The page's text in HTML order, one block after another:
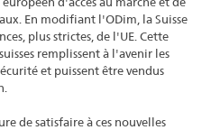
En modifiant l'ODim, la Suisse
plus strictes, de l'UE. Cette
remplissent à l'avenir les
et puissent être vendus
de satisfaire à ces nouvelles